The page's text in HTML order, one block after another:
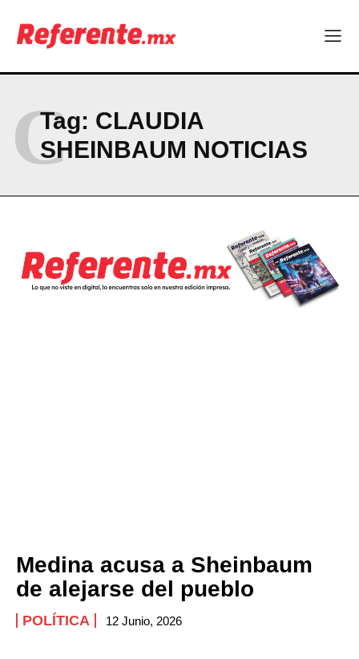
Linux nació como un hobby y hoy mueve la tecnología global
Más escuelas renovadas: fortalecen espacios para el regreso
partida
CONTACT
PRIVACY POLICY
Tag: CLAUDIA
SHEINBAUM NOTICIAS
C
Medina acusa a Sheinbaum
de alejarse del pueblo
POLÍTICA 12 Junio, 2026